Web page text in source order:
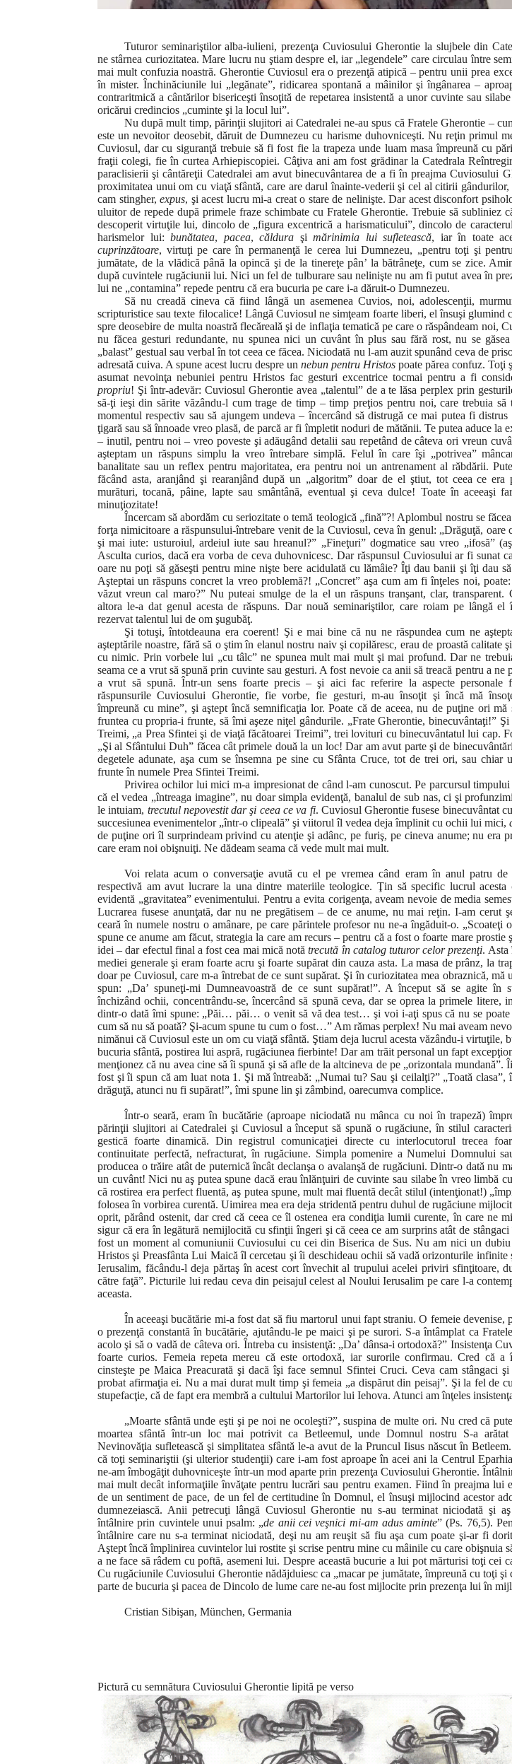
Tuturor seminariştilor alba-iulieni, prezenţa Cuviosului Gherontie la slujbele din
ne stârnea curiozitatea. Mare lucru nu ştiam despre el, iar „legendele” care circulau între
mai mult confuzia noastră. Gherontie Cuviosul era o prezenţă atipică – pentru unii prea
în mister. Închinăciunile lui „legănate”, ridicarea spontană a mâinilor şi îngânarea –
contraritmică a cântărilor bisericeşti însoţită de repetarea insistentă a unor cuvinte sau
oricărui credincios „cuminte şi la locul lui”.
Nu după mult timp, părinţii slujitori ai Catedralei ne-au spus că Fratele Gherontie –
este un nevoitor deosebit, dăruit de Dumnezeu cu harisme duhovniceşti. Nu reţin primul
Cuviosul, dar cu siguranţă trebuie să fi fost fie la trapeza unde luam masa împreună cu
fraţii colegi, fie în curtea Arhiepiscopiei. Câţiva ani am fost grădinar la Catedrala
paraclisierii şi cântăreţii Catedralei am avut binecuvântarea de a fi în preajma Cuviosului
proximitatea unui om cu viaţă sfântă, care are darul înainte-vederii şi cel al citirii gândurilor,
cam stingher,expus, şi acest lucru mi-a creat o stare de nelinişte. Dar acest disconfort
uluitor de repede după primele fraze schimbate cu Fratele Gherontie. Trebuie să subliniez
descoperit virtuţile lui, dincolo de „figura excentrică a harismaticului”, dincolo de
harismelor lui: bunătatea, pacea, căldura şi mărinimia lui sufletească, iar în toate
cuprinzătoare, virtuţi pe care în permanenţă le cerea lui Dumnezeu, „pentru toţi şi
jumătate, de la vlădică până la opincă şi de la tinereţe pân’ la bătrâneţe, cum se zice.
după cuvintele rugăciunii lui. Nici un fel de tulburare sau nelinişte nu am fi putut avea în
lui ne „contamina” repede pentru că era bucuria pe care i-a dăruit-o Dumnezeu.
Să nu creadă cineva că fiind lângă un asemenea Cuvios, noi, adolescenţii,
scripturistice sau texte filocalice! Lângă Cuviosul ne simţeam foarte liberi, el însuşi glumind
spre deosebire de multa noastră flecăreală şi de inflaţia tematică pe care o răspândeam noi,
nu făcea gesturi redundante, nu spunea nici un cuvânt în plus sau fără rost, nu se
„balast” gestual sau verbal în tot ceea ce făcea. Niciodată nu l-am auzit spunând ceva de
adresată cuiva. A spune acest lucru despre un nebun pentru Hristos poate părea confuz. Toţi
asumat nevoinţa nebuniei pentru Hristos fac gesturi excentrice tocmai pentru a fi
propriu! Şi într-adevăr: Cuviosul Gherontie avea „talentul” de a te lăsa perplex prin
să-ţi ieşi din sărite văzându-l cum trage de timp – timp preţios pentru noi, care trebuia să
momentul respectiv sau să ajungem undeva – încercând să distrugă ce mai putea fi
ţigară sau să înnoade vreo plasă, de parcă ar fi împletit noduri de mătănii. Te putea aduce la
– inutil, pentru noi – vreo poveste şi adăugând detalii sau repetând de câteva ori vreun
aşteptam un răspuns simplu la vreo întrebare simplă. Felul în care îşi „potrivea”
banalitate sau un reflex pentru majoritatea, era pentru noi un antrenament al răbdării.
făcând asta, aranjând şi rearanjând după un „algoritm” doar de el ştiut, tot ceea ce era
murături, tocană, pâine, lapte sau smântână, eventual şi ceva dulce! Toate în aceeaşi
minuţiozitate!
Încercam să abordăm cu seriozitate o temă teologică „fină”?! Aplombul nostru se
forţa nimicitoare a răspunsului-întrebare venit de la Cuviosul, ceva în genul: „Drăguţă, oare
şi mai iute: usturoiul, ardeiul iute sau hreanul?” „Fineţuri” dogmatice sau vreo „ifosă”
Asculta curios, dacă era vorba de ceva duhovnicesc. Dar răspunsul Cuviosului ar fi sunat
oare nu poţi să găseşti pentru mine nişte bere acidulată cu lămâie? Îţi dau banii şi îţi dau
Aşteptai un răspuns concret la vreo problemă?! „Concret” aşa cum am fi înţeles noi,
văzut vreun cal maro?” Nu puteai smulge de la el un răspuns tranşant, clar, transparent.
altora le-a dat genul acesta de răspuns. Dar nouă seminariştilor, care roiam pe lângă el
rezervat talentul lui de om şugubăţ.
Şi totuşi, întotdeauna era coerent! Şi e mai bine că nu ne răspundea cum ne
aşteptările noastre, fără să o ştim în elanul nostru naiv şi copilăresc, erau de proastă calitate
cu nimic. Prin vorbele lui „cu tâlc” ne spunea mult mai mult şi mai profund. Dar ne
seama ce a vrut să spună prin cuvinte sau gesturi. A fost nevoie ca anii să treacă pentru a ne
a vrut să spună. Într-un sens foarte precis – şi aici fac referire la aspecte personale
răspunsurile Cuviosului Gherontie, fie vorbe, fie gesturi, m-au însoţit şi încă mă
împreună cu mine”, şi aştept încă semnificaţia lor. Poate că de aceea, nu de puţine ori mă
fruntea cu propria-i frunte, să îmi aşeze niţel gândurile. „Frate Gherontie, binecuvântaţi!”
Treimi, „a Prea Sfintei şi de viaţă făcătoarei Treimi”, trei lovituri cu binecuvântatul lui cap.
„Şi al Sfântului Duh” făcea cât primele două la un loc! Dar am avut parte şi de
degetele adunate, aşa cum se însemna pe sine cu Sfânta Cruce, tot de trei ori, sau chiar
frunte în numele Prea Sfintei Treimi.
Privirea ochilor lui mici m-a impresionat de când l-am cunoscut. Pe parcursul timpului
că el vedea „întreaga imagine”, nu doar simpla evidenţă, banalul de sub nas, ci şi
le intuiam, trecutul nepovestit dar şi ceea ce va fi. Cuviosul Gherontie fusese binecuvântat
succesiunea evenimentelor „într-o clipeală” şi viitorul îl vedea deja împlinit cu ochii lui mici,
de puţine ori îl surprindeam privind cu atenţie şi adânc, pe furiş, pe cineva anume; nu era
care eram noi obişnuiţi. Ne dădeam seama că vede mult mai mult.
Voi relata acum o conversaţie avută cu el pe vremea când eram în anul patru de
respectivă am avut lucrare la una dintre materiile teologice. Ţin să specific lucrul
evidentă „gravitatea” evenimentului. Pentru a evita corigenţa, aveam nevoie de media
Lucrarea fusese anunţată, dar nu ne pregătisem – de ce anume, nu mai reţin. I-am cerut
ceară în numele nostru o amânare, pe care părintele profesor nu ne-a îngăduit-o.
spune ce anume am făcut, strategia la care am recurs – pentru că a fost o foarte mare prostie
idei – dar efectul final a fost cea mai mică notătrecută în catalog tuturor celor prezenţi. Asta
mediei generale şi eram foarte acru şi foarte supărat din cauza asta. La masa de prânz, la
doar pe Cuviosul, care m-a întrebat de ce sunt supărat. Şi în curiozitatea mea obraznică,
spun: „Da’ spuneţi-mi Dumneavoastră de ce sunt supărat!”. A început să se agite în
închizând ochii, concentrându-se, încercând să spună ceva, dar se oprea la primele litere,
dintr-o dată îmi spune: „Păi… păi… o venit să vă dea test… şi voi i-aţi spus că nu se poate
cum să nu să poată? Şi-acum spune tu cum o fost…” Am rămas perplex! Nu mai aveam
nimănui că Cuviosul este un om cu viaţă sfântă. Ştiam deja lucrul acesta văzându-i virtuţile,
bucuria sfântă, postirea lui aspră, rugăciunea fierbinte! Dar am trăit personal un fapt
menţionez că nu avea cine să îi spună şi să afle de la altcineva de pe „orizontala mundană”.
fost şi îi spun că am luat nota 1. Şi mă întreabă: „Numai tu? Sau şi ceilalţi?” „Toată clasa”,
drăguţă, atunci nu fi supărat!”, îmi spune lin şi zâmbind, oarecumva complice.
Într-o seară, eram în bucătărie (aproape niciodată nu mânca cu noi în trapeză)
părinţii slujitori ai Catedralei şi Cuviosul a început să spună o rugăciune, în stilul
gestică foarte dinamică. Din registrul comunicaţiei directe cu interlocutorul trecea
continuitate perfectă, nefracturat, în rugăciune. Simpla pomenire a Numelui Domnului
producea o trăire atât de puternică încât declanşa o avalanşă de rugăciuni. Dintr-o dată nu
un cuvânt! Nici nu aş putea spune dacă erau înlănţuiri de cuvinte sau silabe în vreo limbă
că rostirea era perfect fluentă, aş putea spune, mult mai fluentă decât stilul (intenţionat!)
folosea în vorbirea curentă. Uimirea mea era deja stridentă pentru duhul de rugăciune
oprit, părând ostenit, dar cred că ceea ce îl ostenea era condiţia lumii curente, în care ne
sigur că era în legătură nemijlocită cu sfinţii îngeri şi că ceea ce am surprins atât de
fost un moment al comuniunii Cuviosului cu cei din Biserica de Sus. Nu am nici un
Hristos şi Preasfânta Lui Maică îl cercetau şi îi deschideau ochii să vadă orizonturile
Ierusalim, făcându-l deja părtaş în acest cort învechit al trupului acelei priviri sfinţitoare,
către faţă”. Picturile lui redau ceva din peisajul celest al Noului Ierusalim pe care l-a
aceasta.
În aceeaşi bucătărie mi-a fost dat să fiu martorul unui fapt straniu. O femeie devenise,
o prezenţă constantă în bucătărie, ajutându-le pe maici şi pe surori. S-a întâmplat ca
acolo şi să o vadă de câteva ori. Întreba cu insistenţă: „Da’ dânsa-i ortodoxă?” Insistenţa
foarte curios. Femeia repeta mereu că este ortodoxă, iar surorile confirmau. Cred că a
cinsteşte pe Maica Preacurată şi dacă îşi face semnul Sfintei Cruci. Ceva cam stângaci
probat afirmaţia ei. Nu a mai durat mult timp şi femeia „a dispărut din peisaj”. Şi la fel de
stupefacţie, că de fapt era membră a cultului Martorilor lui Iehova. Atunci am înţeles
„Moarte sfântă unde eşti şi pe noi ne ocoleşti?”, suspina de multe ori. Nu cred că
moartea sfântă într-un loc mai potrivit ca Betleemul, unde Domnul nostru S-a
Nevinovăţia sufletească şi simplitatea sfântă le-a avut de la Pruncul Iisus născut în
că toţi seminariştii (şi ulterior studenţii) care i-am fost aproape în acei ani la Centrul
ne-am îmbogăţit duhovniceşte într-un mod aparte prin prezenţa Cuviosului Gherontie.
mai mult decât informaţiile învăţate pentru lucrări sau pentru examen. Fiind în preajma lui
de un sentiment de pace, de un fel de certitudine în Domnul, el însuşi mijlocind acestor
dumnezeiască. Anii petrecuţi lângă Cuviosul Gherontie nu s-au terminat niciodată şi aş
întâlnire prin cuvintele unui psalm: „de anii cei veşnici mi-am adus aminte” (Ps. 76,5).
întâlnire care nu s-a terminat niciodată, deşi nu am reuşit să fiu aşa cum poate şi-ar fi
Aştept încă împlinirea cuvintelor lui rostite şi scrise pentru mine cu mâinile cu care obişnuia
a ne face să râdem cu poftă, asemeni lui. Despre această bucurie a lui pot mărturisi toţi cei
Cu rugăciunile Cuviosului Gherontie nădăjduiesc ca „macar pe jumătate, împreună cu toţi şi
parte de bucuria şi pacea de Dincolo de lume care ne-au fost mijlocite prin prezenţa lui în
Cristian Sibişan, München, Germania
Pictură cu semnătura Cuviosului Gherontie lipită pe verso